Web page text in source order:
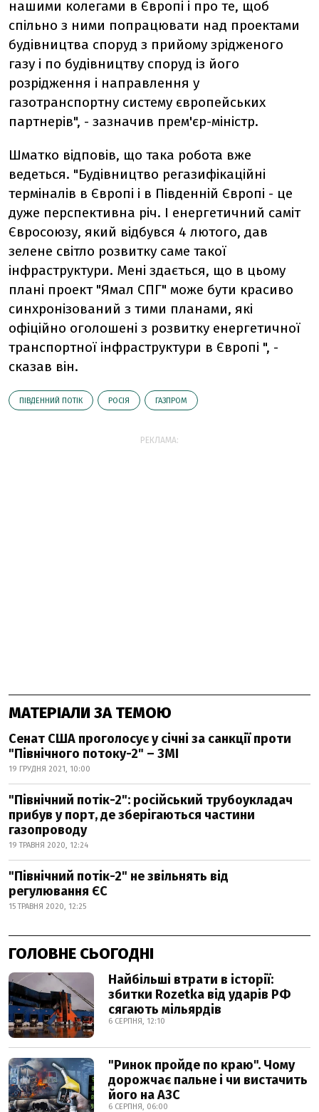
нашими колегами в Європі і про те, щоб
спільно з ними попрацювати над проектами
будівництва споруд з прийому зрідженого
газу і по будівництву споруд із його
розрідження і направлення у
газотранспортну систему європейських
партнерів", - зазначив прем'єр-міністр.
Шматко відповів, що така робота вже
ведеться. "Будівництво регазифікаційні
терміналів в Європі і в Південній Європі - це
дуже перспективна річ. І енергетичний саміт
Євросоюзу, який відбувся 4 лютого, дав
зелене світло розвитку саме такої
інфраструктури. Мені здається, що в цьому
плані проект "Ямал СПГ" може бути красиво
синхронізований з тими планами, які
офіційно оголошені з розвитку енергетичної
транспортної інфраструктури в Європі ", -
сказав він.
ПІВДЕННИЙ ПОТІК РОСІЯ ГАЗПРОМ
РЕКЛАМА:
МАТЕРІАЛИ ЗА ТЕМОЮ
Сенат США проголосує у січні за санкції проти
"Північного потоку-2" – ЗМІ
19 ГРУДНЯ 2021, 10:00
"Північний потік-2": російський трубоукладач
прибув у порт, де зберігаються частини
газопроводу
19 ТРАВНЯ 2020, 12:24
"Північний потік-2" не звільнять від
регулювання ЄС
15 ТРАВНЯ 2020, 12:25
ГОЛОВНЕ СЬОГОДНІ
Найбільші втрати в історії:
збитки Rozetka від ударів РФ
сягають мільярдів
6 СЕРПНЯ, 12:10
"Ринок пройде по краю". Чому
дорожчає пальне і чи вистачить
його на АЗС
6 СЕРПНЯ, 06:00